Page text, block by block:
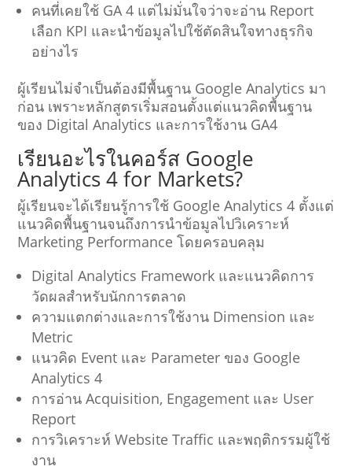
คนที่เคยใช้ GA 4 แต่ไม่มั่นใจว่าจะอ่าน Report
เลือก KPI และนำข้อมูลไปใช้ตัดสินใจทางธุรกิจ
อย่างไร
ผู้เรียนไม่จำเป็นต้องมีพื้นฐาน Google Analytics มา
ก่อน เพราะหลักสูตรเริ่มสอนตั้งแต่แนวคิดพื้นฐาน
ของ Digital Analytics และการใช้งาน GA4
เรียนอะไรในคอร์ส Google
Analytics 4 for Markets?
ผู้เรียนจะได้เรียนรู้การใช้ Google Analytics 4 ตั้งแต่
แนวคิดพื้นฐานจนถึงการนำข้อมูลไปวิเคราะห์
Marketing Performance โดยครอบคลุม
Digital Analytics Framework และแนวคิดการ
วัดผลสำหรับนักการตลาด
ความแตกต่างและการใช้งาน Dimension และ
Metric
แนวคิด Event และ Parameter ของ Google
Analytics 4
การอ่าน Acquisition, Engagement และ User
Report
การวิเคราะห์ Website Traffic และพฤติกรรมผู้ใช้
งาน